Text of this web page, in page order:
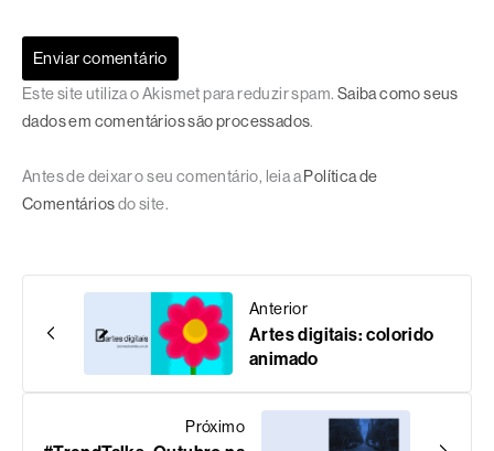
Este site utiliza o Akismet para reduzir spam. Saiba como seus
dados em comentários são processados.
Antes de deixar o seu comentário, leia aPolítica de
Comentáriosdo site.
Anterior
Artes digitais: colorido
animado
Próximo